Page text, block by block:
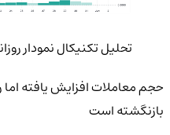
تحلیل تکنیکال نمودار
حجم معاملات افزایش یافته اما
بازنگشته است